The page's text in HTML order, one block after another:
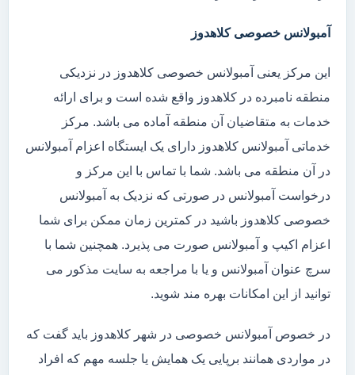
آمبولانس خصوصی کلاهدوز
این مرکز یعنی آمبولانس خصوصی کلاهدوز در نزدیکی
منطقه نامبرده در کلاهدوز واقع شده است و برای ارائه
خدمات به متقاضیان آن منطقه آماده می باشد. مرکز
خدماتی آمبولانس کلاهدوز دارای یک ایستگاه اعزام آمبولانس
در آن منطقه می باشد. شما با تماس با این مرکز و
درخواست آمبولانس در صورتی که نزدیک به آمبولانس
خصوصی کلاهدوز باشید در کمترین زمان ممکن برای شما
اعزام اکیپ و آمبولانس صورت می پذیرد. همچنین شما با
سرچ عنوان آمبولانس و یا با مراجعه به سایت مذکور می
توانید از این امکانات بهره مند شوید.
در خصوص آمبولانس خصوصی در شهر کلاهدوز باید گفت که
در مواردی همانند برپایی یک همایش یا جلسه مهم که افراد